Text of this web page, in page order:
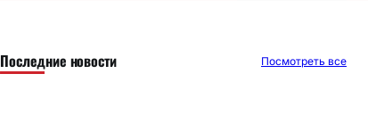
Последние новости Посмотреть все